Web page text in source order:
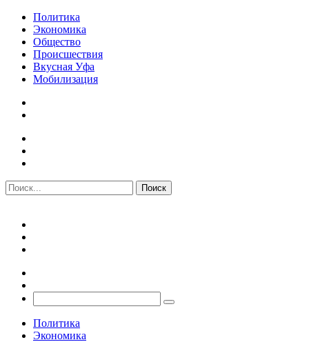
Политика
Экономика
Общество
Происшествия
Вкусная Уфа
Мобилизация
Политика
Экономика